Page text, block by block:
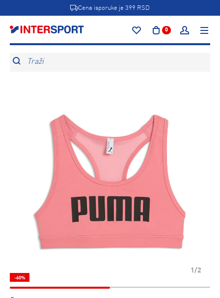
Cena isporuke je 399 RSD
0
Traži
1/2
-60%